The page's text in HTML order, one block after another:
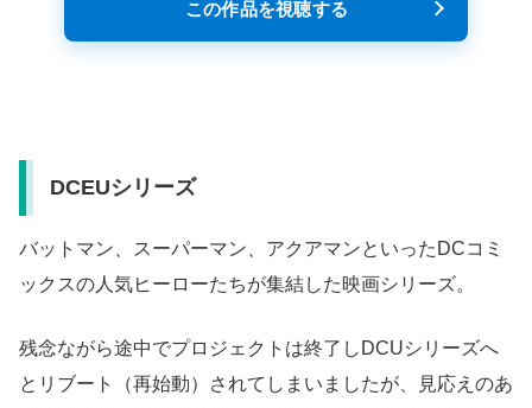
この作品を視聴する
DCEUシリーズ
バットマン、スーパーマン、アクアマンといったDCコミ
ックスの人気ヒーローたちが集結した映画シリーズ。
残念ながら途中でプロジェクトは終了しDCUシリーズへ
とリブート（再始動）されてしまいましたが、見応えのあ